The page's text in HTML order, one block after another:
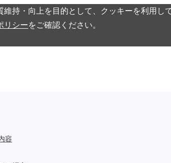
持・向上を目的として、クッキーを利用
リシーをご確認ください。
容